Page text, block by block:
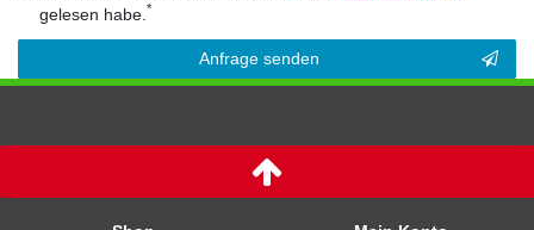
gelesen habe. *
Honig
Anfrage senden